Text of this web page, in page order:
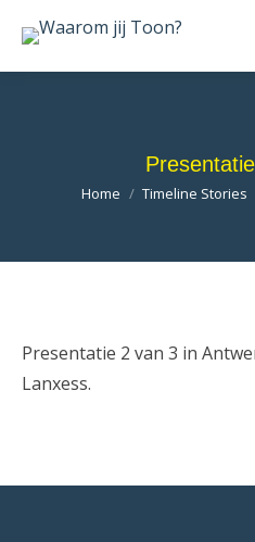
Je bent hier:
Home Timeline Stories
Presentatie 2 van 3 in
Lanxess.